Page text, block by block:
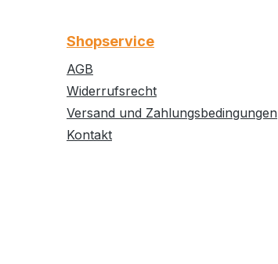
Shopservice
AGB
Widerrufsrecht
Versand und Zahlungsbedingungen
Kontakt